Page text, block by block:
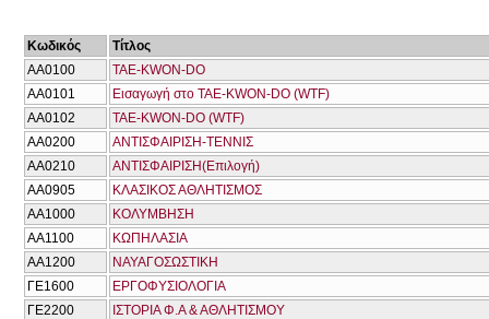
Κωδικός
Τίτλος
ΑΑ0100
TAE-KWON-DO
ΑΑ0101
Εισαγωγή στο TAE-KWON-DO (WTF)
ΑΑ0102
TAE-KWON-DO (WTF)
ΑΑ0200
ΑΝΤΙΣΦΑΙΡΙΣΗ-ΤΕΝΝΙΣ
ΑΑ0210
ΑΝΤΙΣΦΑΙΡΙΣΗ(Επιλογή)
ΑΑ0905
ΚΛΑΣΙΚΟΣ ΑΘΛΗΤΙΣΜΟΣ
ΑΑ1000
ΚΟΛΥΜΒΗΣΗ
ΑΑ1100
ΚΩΠΗΛΑΣΙΑ
ΑΑ1200
ΝΑΥΑΓΟΣΩΣΤΙΚΗ
ΓΕ1600
ΕΡΓΟΦΥΣΙΟΛΟΓΙΑ
ΓΕ2200
ΙΣΤΟΡΙΑ Φ.Α & ΑΘΛΗΤΙΣΜΟΥ